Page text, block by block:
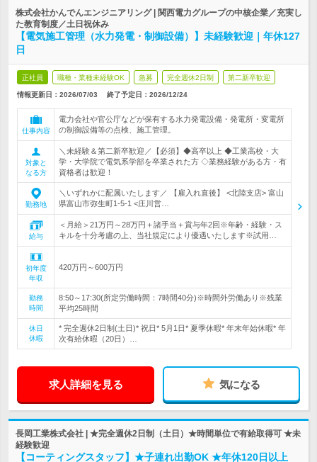
株式会社かんでんエンジニアリング | 関西電力グループの中核企業／充実し
た教育制度／土日祝休み
【電気施工管理（水力発電・制御設備）】未経験歓迎｜年休127
日
正社員 職種・業種未経験OK 急募 完全週休2日制 第二新卒歓迎
情報更新日：2026/07/03 終了予定日： 2026/12/24
仕事内容
電力会社や官公庁などが保有する水力発電設備・発電所・変電所
の制御設備等の点検、施工管理。
対象と
なる方
＼未経験＆第二新卒歓迎／【必須】◆高卒以上 ◆工業高校・大
学・大学院で電気系学部を卒業された方 ◇業務経験がある方・有
資格者は歓迎！
勤務地
＼いずれかに配属いたします／ 【雇入れ直後】 <北陸支店> 富山
県富山市弥生町1-5-1 <庄川営…
給与
＜月給＞21万円～28万円＋諸手当＋賞与年2回※年齢・経験・ス
キルを十分考慮の上、当社規定により優遇いたします※試用…
初年度
年収
420万円～600万円
勤務
時間
8:50～17:30(所定労働時間：7時間40分)※時間外労働あり※残業
平均25時間
休日
休暇
* 完全週休2日制(土日)* 祝日* 5月1日* 夏季休暇* 年末年始休暇* 年
次有給休暇（20日）…
求人詳細を見る 気になる
長岡工業株式会社 | ★完全週休2日制（土日）★時間単位で有給取得可 ★未
経験歓迎
【コーティングスタッフ】★子連れ出勤OK ★年休120日以上